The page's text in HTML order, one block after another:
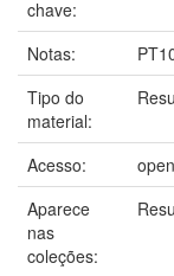
chave:
Notas:
Tipo do
material:
Acesso:
Aparece
nas
coleções: